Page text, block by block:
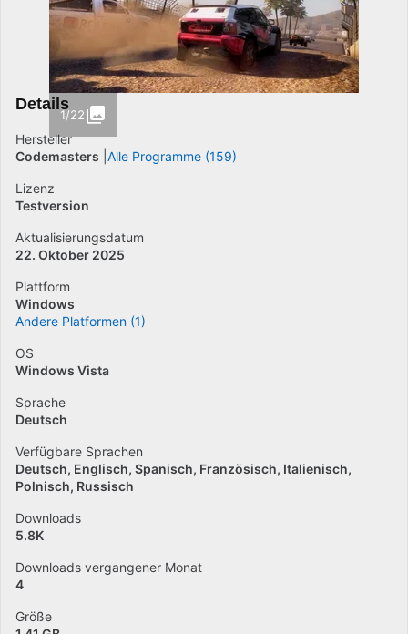
1/22
Details
Hersteller
Codemasters Alle Programme (159)
Lizenz
Testversion
Aktualisierungsdatum
22. Oktober 2025
Plattform
Windows
Andere Platformen (1)
OS
Windows Vista
Sprache
Deutsch
Verfügbare Sprachen
Deutsch Englisch Spanisch Französisch Italienisch
Polnisch Russisch
Downloads
5.8K
Downloads vergangener Monat
4
Größe